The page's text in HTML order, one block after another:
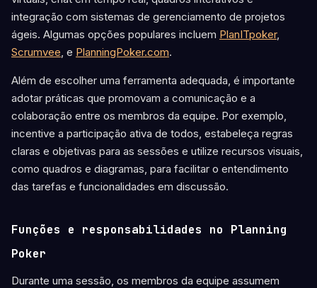
integração com sistemas de gerenciamento de projetos
ágeis. Algumas opções populares incluem PlanITpoker,
Scrumvee , e PlanningPoker.com.
Além de escolher uma ferramenta adequada, é importante
adotar práticas que promovam a comunicação e a
colaboração entre os membros da equipe. Por exemplo,
incentive a participação ativa de todos, estabeleça regras
claras e objetivas para as sessões e utilize recursos visuais,
como quadros e diagramas, para facilitar o entendimento
das tarefas e funcionalidades em discussão.
Funções e responsabilidades no Planning
Poker
Durante uma sessão, os membros da equipe assumem